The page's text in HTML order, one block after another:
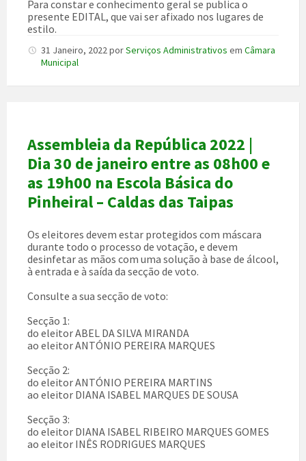
Para constar e conhecimento geral se publica o
presente EDITAL, que vai ser afixado nos lugares de
estilo.
31 Janeiro, 2022porServiços Administrativos em Câmara
Municipal
Assembleia da República 2022 |
Dia 30 de janeiro entre as 08h00 e
as 19h00 na Escola Básica do
Pinheiral – Caldas das Taipas
Os eleitores devem estar protegidos com máscara
durante todo o processo de votação, e devem
desinfetar as mãos com uma solução à base de álcool,
à entrada e à saída da secção de voto.
Consulte a sua secção de voto:
Secção 1:
do eleitor ABEL DA SILVA MIRANDA
ao eleitor ANTÓNIO PEREIRA MARQUES
Secção 2:
do eleitor ANTÓNIO PEREIRA MARTINS
ao eleitor DIANA ISABEL MARQUES DE SOUSA
Secção 3:
do eleitor DIANA ISABEL RIBEIRO MARQUES GOMES
ao eleitor INÊS RODRIGUES MARQUES